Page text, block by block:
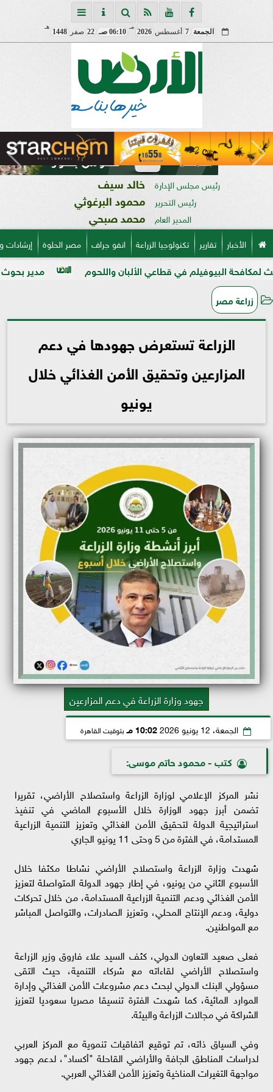
الجمعة 7 أغسطس 2026
مـ
06:10 صـ 22 صفر 1448
هـ
رئيس مجلس الإدارة خالد سيف
رئيس التحرير محمود البرغوثي
المدير العام محمد صبحي
الأخبار تقارير تكنولوجيا الزراعة انفو جراف مصر الحلوة
مدير بحوث أمراض في قطاعي الألبان واللحوم
زراعة مصر
الزراعة تستعرض جهودها في دعم
المزارعين وتحقيق الأمن الغذائي خلال
يونيو
جهود وزارة الزراعة في دعم المزارعين
الجمعة، 12 يونيو 2026 10:02 مـ بتوقيت القاهرة
كتب - محمود حاتم موسى:
نشر المركز الإعلامي لوزارة الزراعة واستصلاح الأراضي، تقريرا
تضمن أبرز جهود الوزارة خلال الأسبوع الماضي في تنفيذ
استراتيجية الدولة لتحقيق الأمن الغذائي وتعزيز التنمية الزراعية
المستدامة، في الفترة من 5 وحتى 11 يونيو الجاري
شهدت وزارة الزراعة واستصلاح الأراضي نشاطا مكثفا خلال
الأسبوع الثاني من يونيو، في إطار جهود الدولة المتواصلة لتعزيز
الأمن الغذائي ودعم التنمية الزراعية المستدامة، من خلال تحركات
دولية، ودعم الإنتاج المحلي، وتعزيز الصادرات، والتواصل المباشر
مع المواطنين.
فعلى صعيد التعاون الدولي، كثف السيد علاء فاروق وزير الزراعة
واستصلاح الأراضي لقاءاته مع شركاء التنمية، حيث التقى
مسؤولي البنك الدولي لبحث دعم مشروعات الأمن الغذائي وإدارة
الموارد المائية، كما شهدت الفترة تنسيقا مصريا سعوديا لتعزيز
الشراكة في مجالات الزراعة والبيئة.
وفي السياق ذاته، تم توقيع اتفاقيات تنموية مع المركز العربي
لدراسات المناطق الجافة والأراضي القاحلة "أكساد"، لدعم جهود
مواجهة التغيرات المناخية وتعزيز الأمن الغذائي العربي.